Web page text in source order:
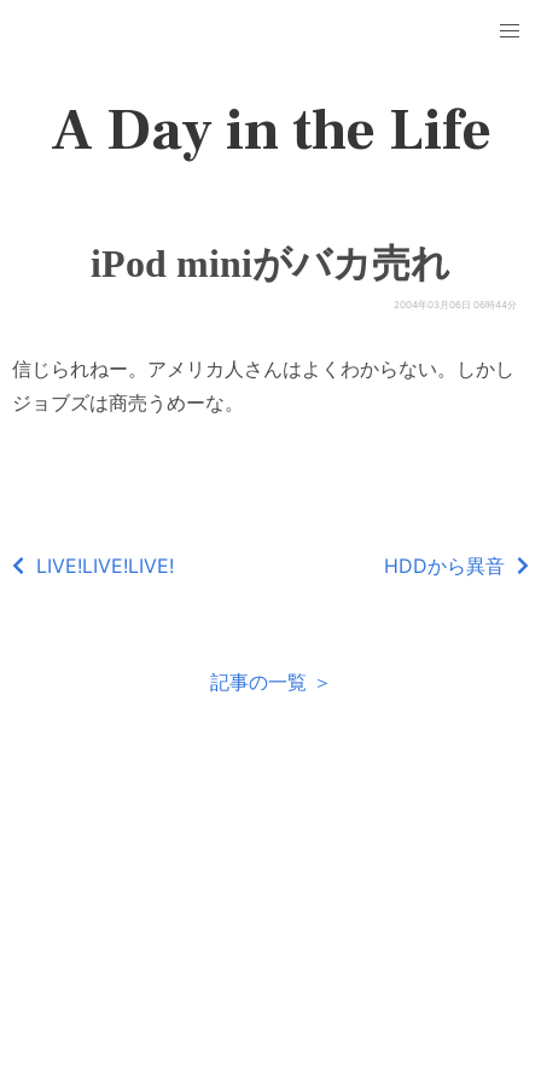
A Day in the Life
iPod miniがバカ売れ
2004年03月06日 06時44分
信じられねー。アメリカ人さんはよくわからない。しかし
ジョブズは商売うめーな。
LIVE!LIVE!LIVE! HDDから異音
記事の一覧 ＞